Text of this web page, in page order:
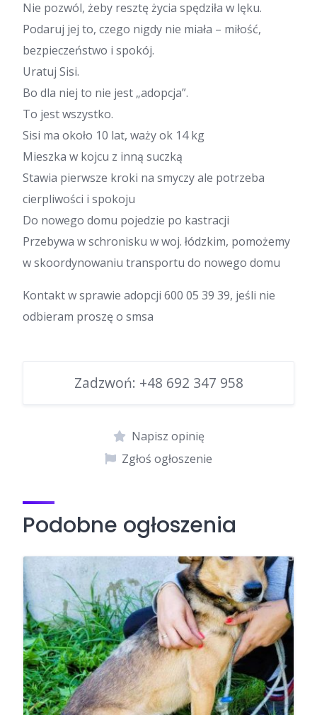
Nie pozwól, żeby resztę życia spędziła w lęku.
Podaruj jej to, czego nigdy nie miała – miłość,
bezpieczeństwo i spokój.
Uratuj Sisi.
Bo dla niej to nie jest „adopcja”.
To jest wszystko.
Sisi ma około 10 lat, waży ok 14 kg
Mieszka w kojcu z inną suczką
Stawia pierwsze kroki na smyczy ale potrzeba
cierpliwości i spokoju
Do nowego domu pojedzie po kastracji
Przebywa w schronisku w woj. łódzkim, pomożemy
w skoordynowaniu transportu do nowego domu
Kontakt w sprawie adopcji 600 05 39 39, jeśli nie
odbieram proszę o smsa
Zadzwoń: +48 692 347 958
Napisz opinię
Zgłoś ogłoszenie
Podobne ogłoszenia